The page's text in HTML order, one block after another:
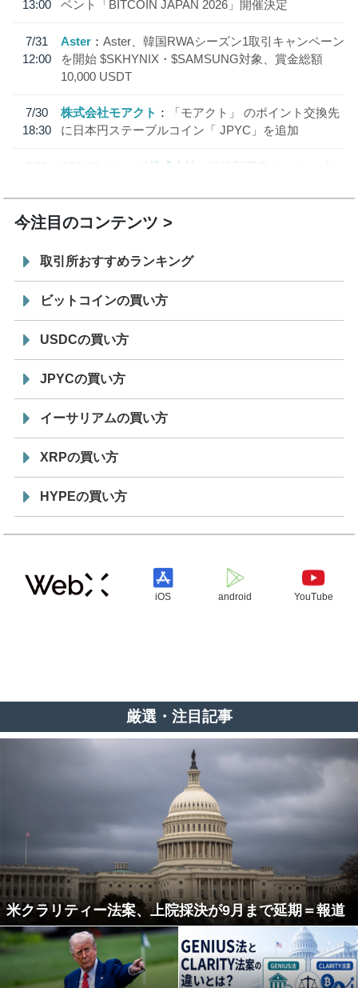
13:00 ベント「BITCOIN JAPAN 2026」開催決定
7/31
12:00
Aster
Aster、韓国RWAシーズン1取引キャンペーン
を開始 $SKHYNIX・$SAMSUNG対象、賞金総額
10,000 USDT
7/30
18:30
株式会社モアクト
「モアクト」 のポイント交換先
に日本円ステーブルコイン「 JPYC」を追加
7/29
SBI VCトレード株式会社
信託型円建てステーブル
今注目のコンテンツ
取引所おすすめランキング
ビットコインの買い方
USDCの買い方
JPYCの買い方
イーサリアムの買い方
XRPの買い方
HYPEの買い方
iOS android YouTube
厳選・注目記事
米クラリティー法案、上院採決が9月まで延期＝報道